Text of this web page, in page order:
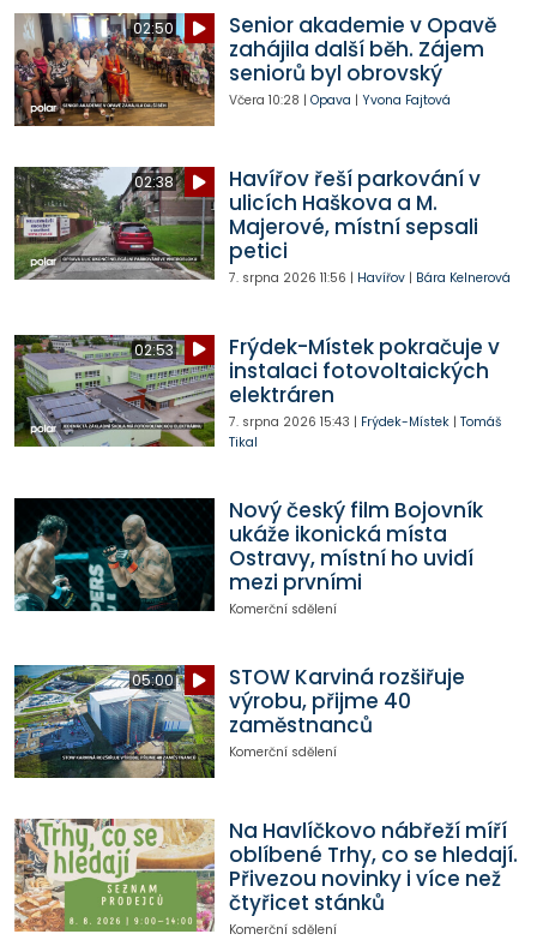
02:50
Senior akademie v Opavě
zahájila další běh. Zájem
seniorů byl obrovský
Včera 10:28 | Opava | Yvona Fajtová
02:38
Havířov řeší parkování v
ulicích Haškova a M.
Majerové, místní sepsali
petici
7. srpna 2026 11:56 | Havířov| Bára Kelnerová
02:53
Frýdek-Místek pokračuje v
instalaci fotovoltaických
elektráren
7. srpna 2026 15:43 | Frýdek-Místek| Tomáš
Tikal
Nový český film Bojovník
ukáže ikonická místa
Ostravy, místní ho uvidí
mezi prvními
Komerční sdělení
05:00
STOW Karviná rozšiřuje
výrobu, přijme 40
zaměstnanců
Komerční sdělení
Na Havlíčkovo nábřeží míří
oblíbené Trhy, co se hledají.
Přivezou novinky i více než
čtyřicet stánků
Komerční sdělení